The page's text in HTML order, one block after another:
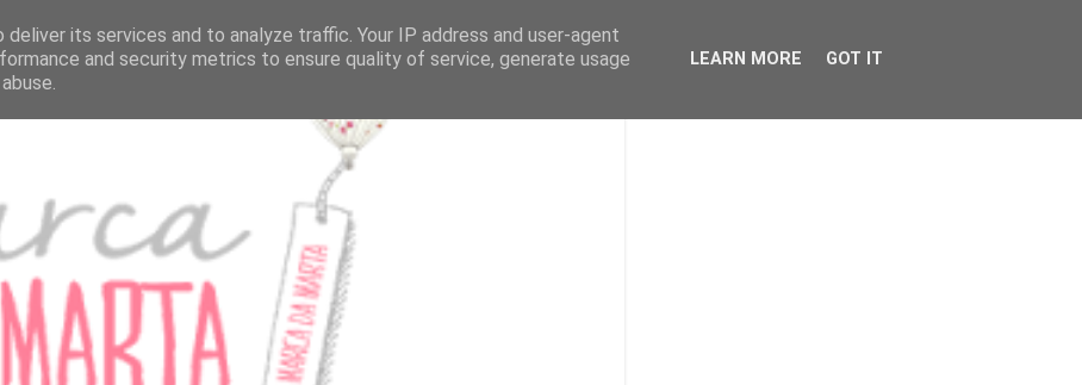
its services and to analyze traffic. Your IP address and user-agent
and security metrics to ensure quality of service, generate usage
LEARN MORE GOT IT